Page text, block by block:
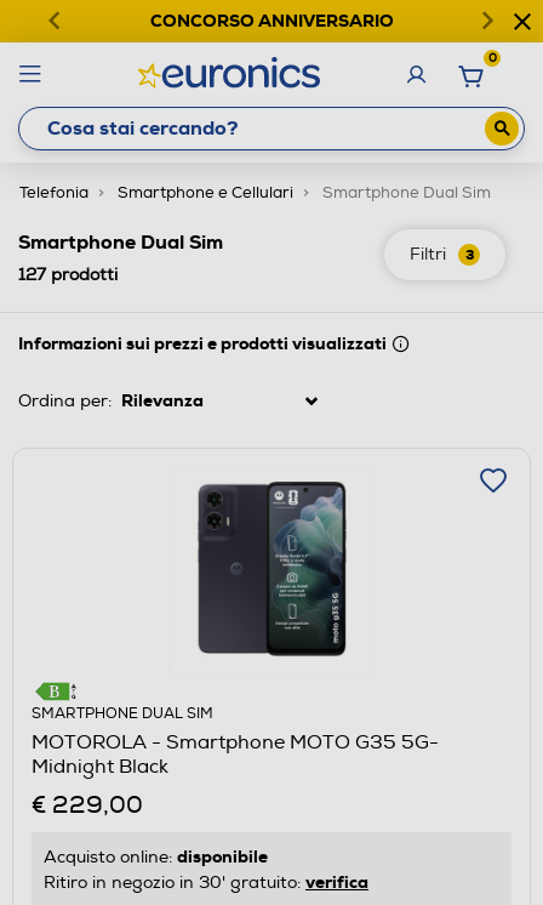
CONCORSO ANNIVERSARIO
0
Telefonia Smartphone e Cellulari Smartphone Dual Sim
Filtri 3
Smartphone Dual Sim
127prodotti
Informazioni sui prezzi e prodotti visualizzati
Ordina per:
SMARTPHONE DUAL SIM
MOTOROLA - Smartphone MOTO G35 5G-
Midnight Black
€ 229,00
Acquisto online: disponibile
Ritiro in negozio in 30' gratuito: verifica